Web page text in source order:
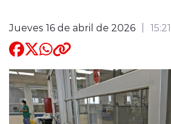
Entrevistas
Jueves 16 de abril de 2026 15:21